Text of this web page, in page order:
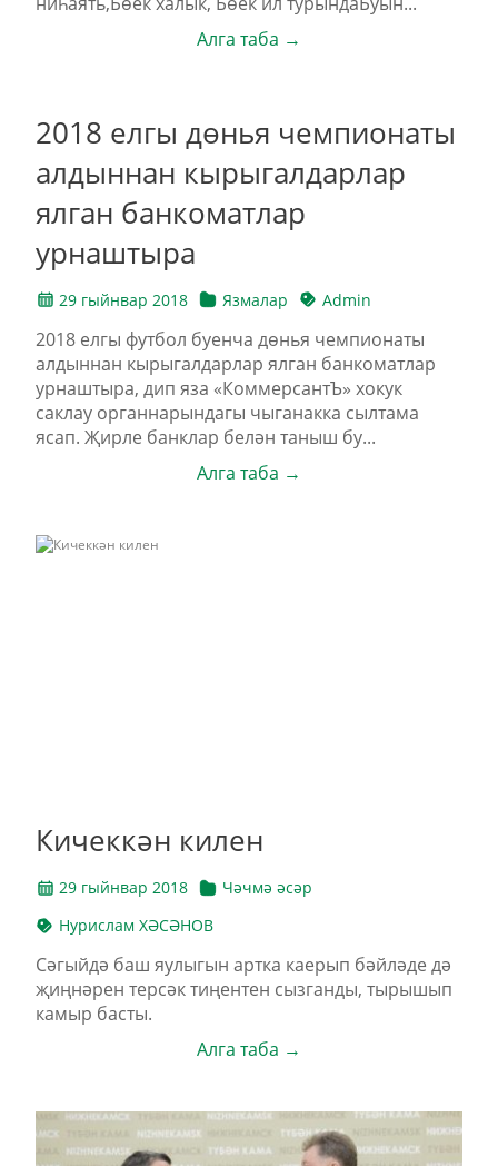
Алга таба →
2018 елгы дөнья чемпионаты
алдыннан кырыгалдарлар
ялган банкоматлар
урнаштыра
29 гыйнвар 2018 Язмалар Admin
2018 елгы футбол буенча дөнья чемпионаты
алдыннан кырыгалдарлар ялган банкоматлар
урнаштыра, дип яза «КоммерсантЪ» хокук
саклау органнарындагы чыганакка сылтама
ясап. Җирле банклар белән таныш бу...
Алга таба →
Кичеккән килен
29 гыйнвар 2018
Чәчмә әсәр
Нурислам ХӘСӘНОВ
Сәгыйдә баш яулыгын артка каерып бәйләде дә
җиңнәрен терсәк тиңентен сызганды, тырышып
камыр басты.
Алга таба →